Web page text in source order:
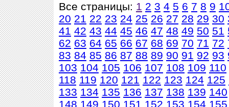
Все страницы: 1 2 3 4 5 6 7 8 9
20 21 22 23 24 25 26 27 28 29 30
41 42 43 44 45 46 47 48 49 50 51
62 63 64 65 66 67 68 69 70 71 72
83 84 85 86 87 88 89 90 91 92 93
103 104 105 106 107 108 109 110
118 119 120 121 122 123 124 125
133 134 135 136 137 138 139 140
148 149 150 151 152 153 154 155